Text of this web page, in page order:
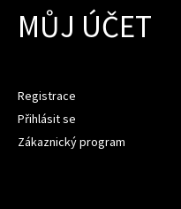
MŮJ ÚČET
Registrace
Přihlásit se
Zákaznický program